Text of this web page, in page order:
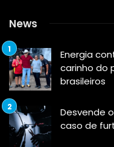
News
Energia
carinho do
brasileiros
Desvende
caso de